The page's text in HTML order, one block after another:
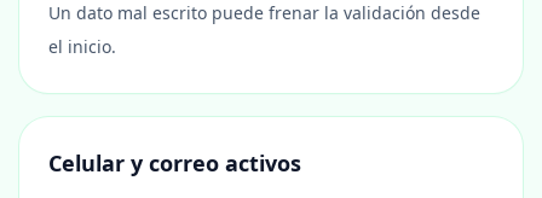
Un dato mal escrito puede frenar la validación desde
el inicio.
Celular y correo activos